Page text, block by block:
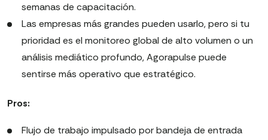
semanas de capacitación.
Las empresas más grandes pueden usarlo, pero si tu
prioridad es el monitoreo global de alto volumen o un
análisis mediático profundo, Agorapulse puede
sentirse más operativo que estratégico.
Pros:
Flujo de trabajo impulsado por bandeja de entrada